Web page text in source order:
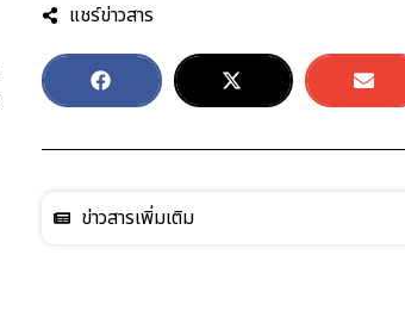
แชร์ข่าวสาร
ข่าวสารเพิ่มเติม